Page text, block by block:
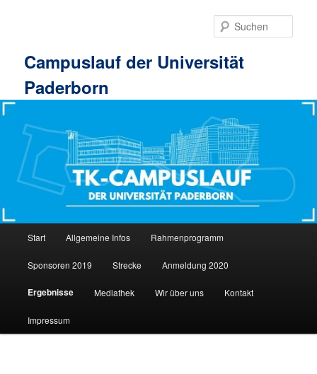
Campuslauf der Universität
Paderborn
Start Allgemeine Infos Rahmenprogramm
Sponsoren 2019 Strecke Anmeldung 2020
Ergebnisse Mediathek Wir über uns Kontakt
Impressum